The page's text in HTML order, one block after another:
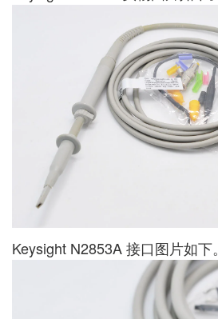
Keysight N2853A 接口图片如下。